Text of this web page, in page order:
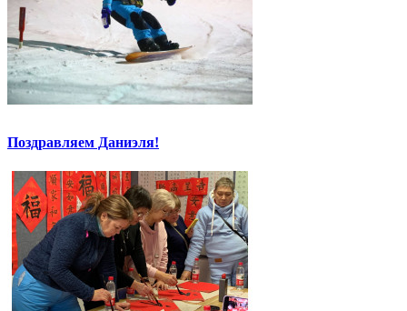
Поздравляем Даниэля!